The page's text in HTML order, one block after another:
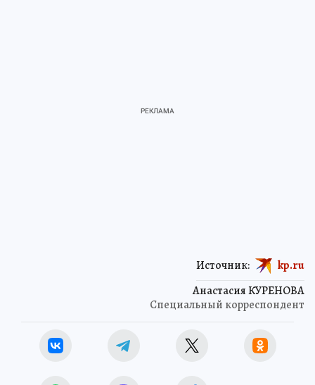
Анастасия КУРЕНОВА
Специальный корреспондент
Источник: kp.ru